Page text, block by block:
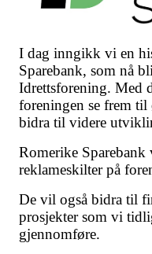
I dag inngikk vi en
Sparebank, som nå
Idrettsforening. Med
foreningen se frem til
bidra til videre
Romerike
reklameskilter på
De vil også bidra til
prosjekter som vi
gjennomføre.